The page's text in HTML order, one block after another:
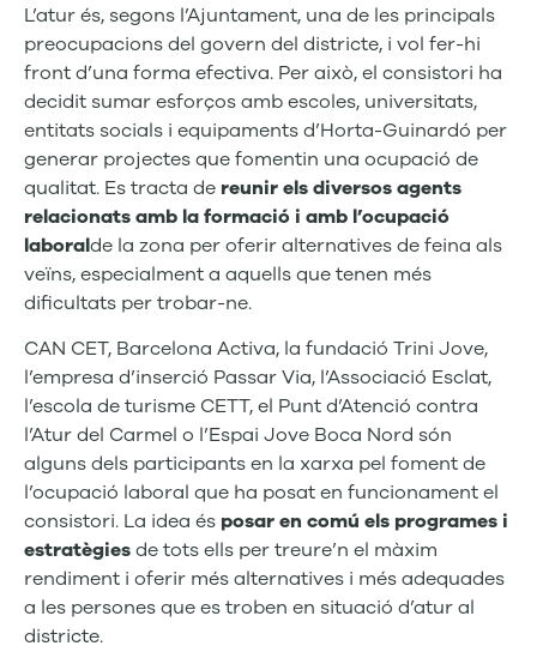
L’atur és, segons l’Ajuntament, una de les principals
preocupacions del govern del districte, i vol fer-hi
front d’una forma efectiva. Per això, el consistori ha
decidit sumar esforços amb escoles, universitats,
entitats socials i equipaments d’Horta-Guinardó per
generar projectes que fomentin una ocupació de
qualitat. Es tracta de reunir els diversos agents
relacionats amb la formació i amb l’ocupació
laboralde la zona per oferir alternatives de feina als
veïns, especialment a aquells que tenen més
dificultats per trobar-ne.
CAN CET, Barcelona Activa, la fundació Trini Jove,
l’empresa d’inserció Passar Via, l’Associació Esclat,
l’escola de turisme CETT, el Punt d’Atenció contra
l’Atur del Carmel o l’Espai Jove Boca Nord són
alguns dels participants en la xarxa pel foment de
l’ocupació laboral que ha posat en funcionament el
consistori. La idea és posar en comú els programes i
estratègiesde tots ells per treure’n el màxim
rendiment i oferir més alternatives i més adequades
a les persones que es troben en situació d’atur al
districte.